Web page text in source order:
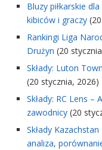
Bluzy piłkarskie
kibiców i graczy
Rankingi Liga
Drużyn (20
Składy: Luton
(20 stycznia, 2026)
Składy: RC Lens –
zawodnicy (20
Składy
analiza,